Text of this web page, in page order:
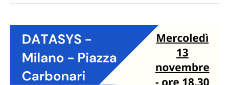
INFORMATICHE.
Una
l’innovazione